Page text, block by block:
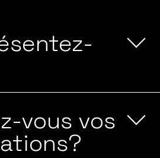
vous vos